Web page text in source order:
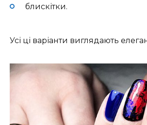
блискітки.
Усі ці варіанти виглядають